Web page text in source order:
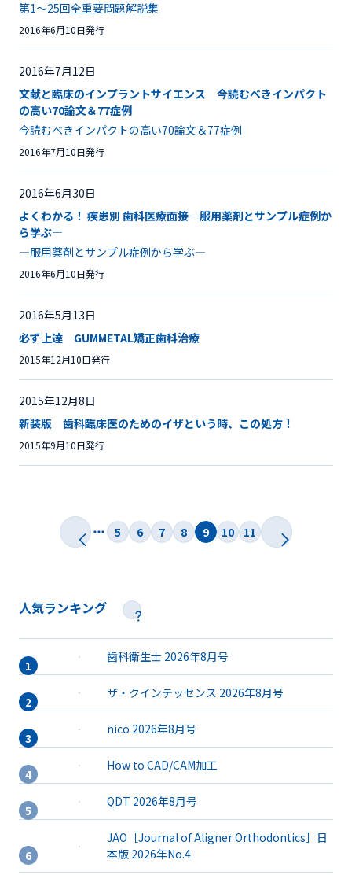
第1～25回全重要問題解説集
2016年6月10日発行
2016年7月12日
文献と臨床のインプラントサイエンス 今読むべきインパクト
の高い70論文＆77症例
今読むべきインパクトの高い70論文＆77症例
2016年7月10日発行
2016年6月30日
よくわかる！ 疾患別 歯科医療面接―服用薬剤とサンプル症例か
ら学ぶ―
―服用薬剤とサンプル症例から学ぶ―
2016年6月10日発行
2016年5月13日
必ず上達 GUMMETAL矯正歯科治療
2015年12月10日発行
2015年12月8日
新装版 歯科臨床医のためのイザという時、この処方！
2015年9月10日発行
5 6 7 8 9 10 11
人気ランキング
歯科衛生士 2026年8月号
ザ・クインテッセンス 2026年8月号
nico 2026年8月号
How to CAD/CAM加工
QDT 2026年8月号
JAO［Journal of Aligner Orthodontics］日
本版 2026年No.4